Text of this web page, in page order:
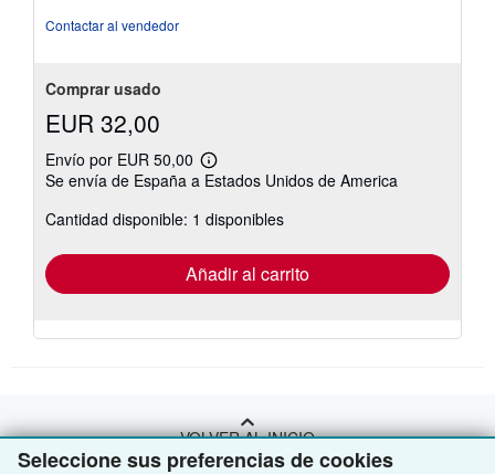
Seleccione sus preferencias de cookies
Contactar al vendedor
Comprar usado
EUR 32,00
Envío por EUR 50,00
Más
información
las
tarifas
envío
Se envía de España a Estados Unidos de America
Cantidad disponible: 1 disponibles
Añadir al carrito
VOLVER AL INICIO